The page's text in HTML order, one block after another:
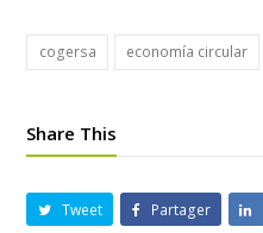
cogersa economía circular
Share This
Tweet Partager